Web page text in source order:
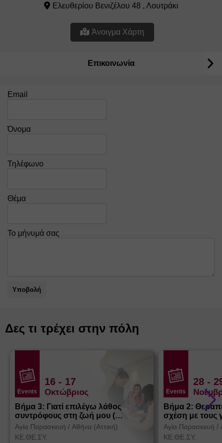
Ελευθερίου Βενιζέλου 48 , Λουτράκι
Άνοιγμα Χάρτη
Επικοινωνία
Email
Όνομα
Τηλέφωνο
Θέμα
Το μήνυμά σας
Υποβολή
Δες τι τρέχει στην πόλη
Events
16 - 17
Οκτώβριος
Βήμα 3: Γιατί επιλέγω λάθος
συντρόφους στη ζωή μου (
Θεσσαλονίκη)
Αγία Παρασκευή / Αθήνα (Αττική)
ΚΕ.ΘΕ.ΣΥ.
Events
28 -
Βήμα 2:
σχέση με τους
Αγία Παρασκευή /
ΚΕ.ΘΕ.ΣΥ.